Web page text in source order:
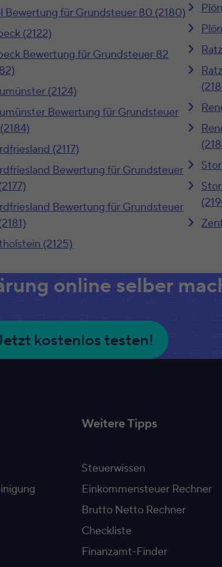
Bewertung für Grundsteuer 80 (2180)
(2122)
Bewertung für Grundsteuer 82
(2124)
Bewertung für Grundsteuer
(2117)
Bewertung für Grundsteuer
Bewertung für Grundsteuer
(2125)
online selber
kostenlos testen!
Weitere Tipps
Steuerwissen
Einkommensteuer Rechner
Brutto Netto Rechner
Checkliste
Finanzamt-Finder